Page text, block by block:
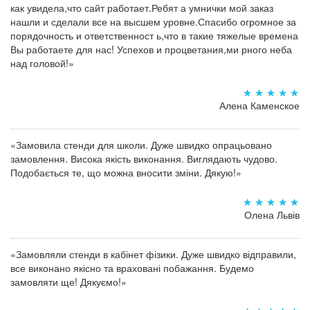
как увидела,что сайт работает.Ребят а умнички мой заказ
нашли и сделали все на высшем уровне.Спасибо огромное за
порядочность и ответственност ь,что в такие тяжелые времена
Вы работаете для нас! Успехов и процветания,ми рного неба
над головой!»
Алена Каменское
«Замовила стенди для школи. Дуже швидко опрацьовано
замовлення. Висока якість виконання. Виглядають чудово.
Подобається те, що можна вносити зміни. Дякую!»
Олена Львів
«Замовляли стенди в кабінет фізики. Дуже швидко відправили,
все виконано якісно та враховані побажання. Будемо
замовляти ще! Дякуємо!»